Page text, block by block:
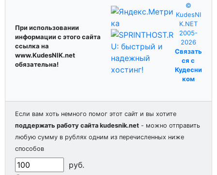
При использовании
информации с этого сайта
ссылка на
www.KudesNIK.net
обязательна!
©
KudesNI
K.NET
2005-
2026
Связать
ся с
Кудесни
ком
Если вам хоть немного помог этот сайт и вы хотите
поддержать работу сайта kudesnik.net - можно отправить
любую сумму в рублях одним из перечисленных ниже
способов
руб.